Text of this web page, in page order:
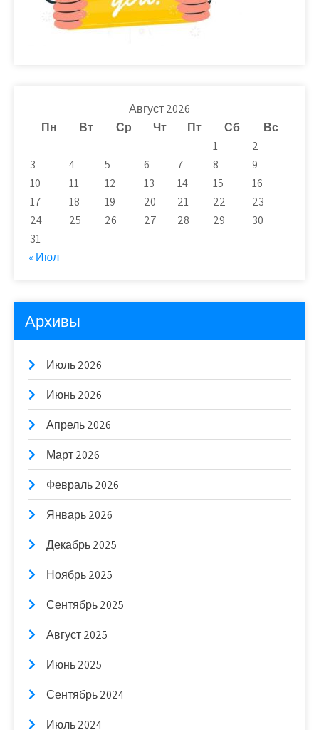
Август 2026
Пн
Вт Ср Чт Пт Сб
Вс
1
2
3
4 5 6 7 8
9
10
11 12 13 14 15
16
17
18 19 20 21 22
23
24
25 26 27 28 29
30
31
« Июл
Архивы
Июль 2026
Июнь 2026
Апрель 2026
Март 2026
Февраль 2026
Январь 2026
Декабрь 2025
Ноябрь 2025
Сентябрь 2025
Август 2025
Июнь 2025
Сентябрь 2024
Июль 2024